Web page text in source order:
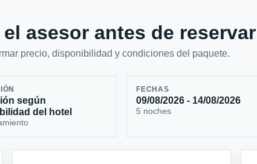
asesor antes de reservar
precio, disponibilidad y condiciones del paquete.
según
del hotel
FECHAS
09/08/2026 - 14/08/2026
5 noches